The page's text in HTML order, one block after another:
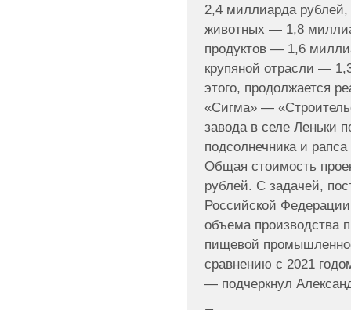
2,4 миллиарда рублей,
животных — 1,8
продуктов — 1,6
крупяной отрасли —
этого, продолжается
«Сигма» —
завода в селе Леньки
подсолнечника и
Общая стоимость
рублей. С задачей,
Российской
объема производства
пищевой
сравнению с 2021
— подчеркнул